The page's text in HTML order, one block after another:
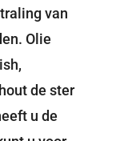
van
Olie
de ster
u de